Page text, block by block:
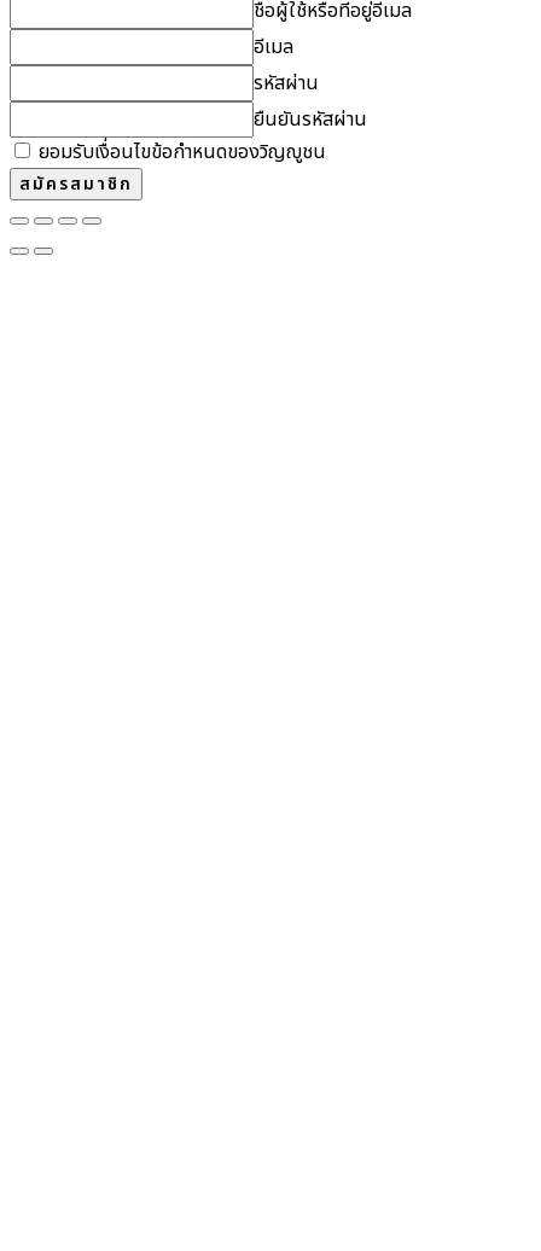
ชื่อผู้ใช้หรือที่อยู่อีเมล
อีเมล
รหัสผ่าน
ยืนยันรหัสผ่าน
ยอมรับเงื่อนไขข้อกำหนดของวิญญูชน